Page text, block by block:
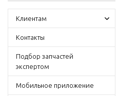
Клиентам
Контакты
Подбор запчастей
экспертом
Мобильное приложение